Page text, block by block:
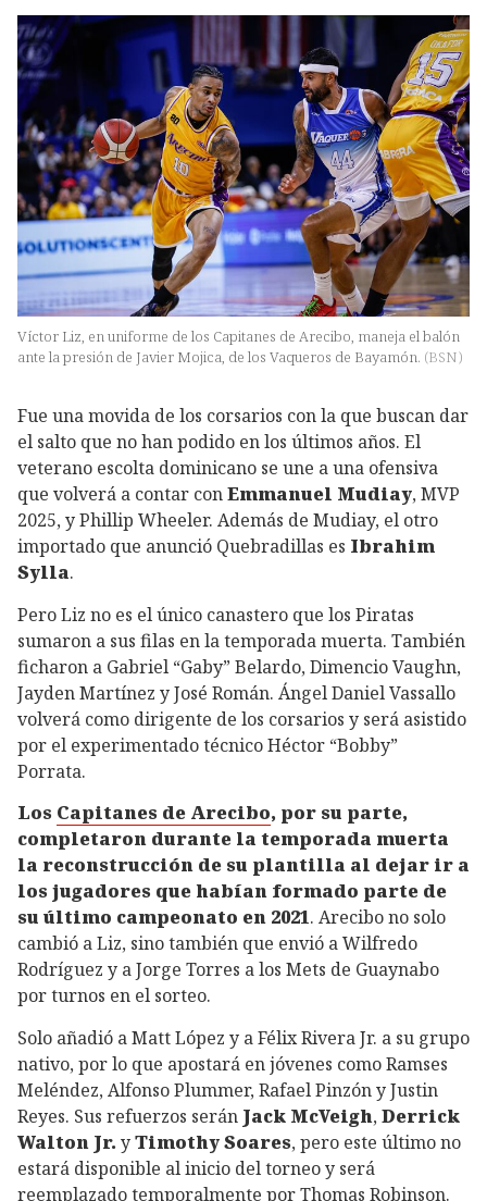
Víctor Liz, en uniforme de los Capitanes de Arecibo, maneja el balón
ante la presión de Javier Mojica, de los Vaqueros de Bayamón. (BSN)
Fue una movida de los corsarios con la que buscan dar
el salto que no han podido en los últimos años. El
veterano escolta dominicano se une a una ofensiva
que volverá a contar conEmmanuel Mudiay, MVP
2025, y Phillip Wheeler. Además de Mudiay, el otro
importado que anunció Quebradillas es Ibrahim
Sylla.
Pero Liz no es el único canastero que los Piratas
sumaron a sus filas en la temporada muerta. También
ficharon a Gabriel “Gaby” Belardo, Dimencio Vaughn,
Jayden Martínez y José Román. Ángel Daniel Vassallo
volverá como dirigente de los corsarios y será asistido
por el experimentado técnico Héctor “Bobby”
Porrata.
Los Capitanes de Arecibo, por su parte,
completaron durante la temporada muerta
la reconstrucción de su plantilla al dejar ir a
los jugadores que habían formado parte de
su último campeonato en 2021. Arecibo no solo
cambió a Liz, sino también que envió a Wilfredo
Rodríguez y a Jorge Torres a los Mets de Guaynabo
por turnos en el sorteo.
Solo añadió a Matt López y a Félix Rivera Jr. a su grupo
nativo, por lo que apostará en jóvenes como Ramses
Meléndez, Alfonso Plummer, Rafael Pinzón y Justin
Reyes. Sus refuerzos serán Jack McVeigh,Derrick
Walton Jr. yTimothy Soares, pero este último no
estará disponible al inicio del torneo y será
reemplazado temporalmente por Thomas Robinson.